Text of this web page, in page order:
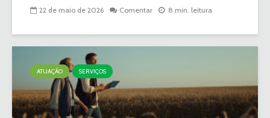
22 de maio de 2026 Comentar 8 min. leitura
ATUAÇÃO SERVIÇOS